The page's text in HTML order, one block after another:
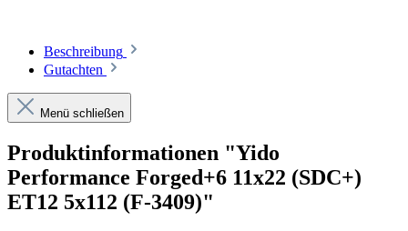
Beschreibung
Gutachten
Menü schließen
Produktinformationen "Yido
Performance Forged+6 11x22 (SDC+)
ET12 5x112 (F-3409)"